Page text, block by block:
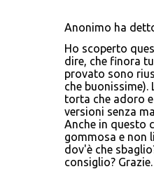
Anonimo ha
Ho scoperto
dire, che finora
provato sono
che buonissime).
torta che adoro
versioni senza
Anche in questo
gommosa e non
dov'è che
consiglio? Grazie.